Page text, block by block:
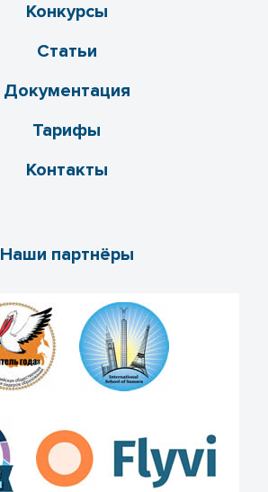
Конкурсы
Статьи
Документация
Тарифы
Контакты
Наши партнёры